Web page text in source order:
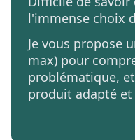
l'immense choix
Je vous propose
max) pour
problématique,
produit adapté et